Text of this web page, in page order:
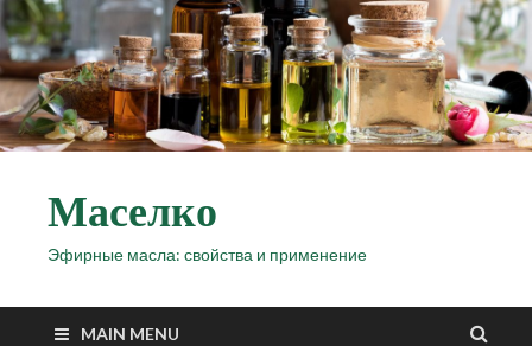
Маселко
Эфирные масла: свойства и применение
MAIN MENU